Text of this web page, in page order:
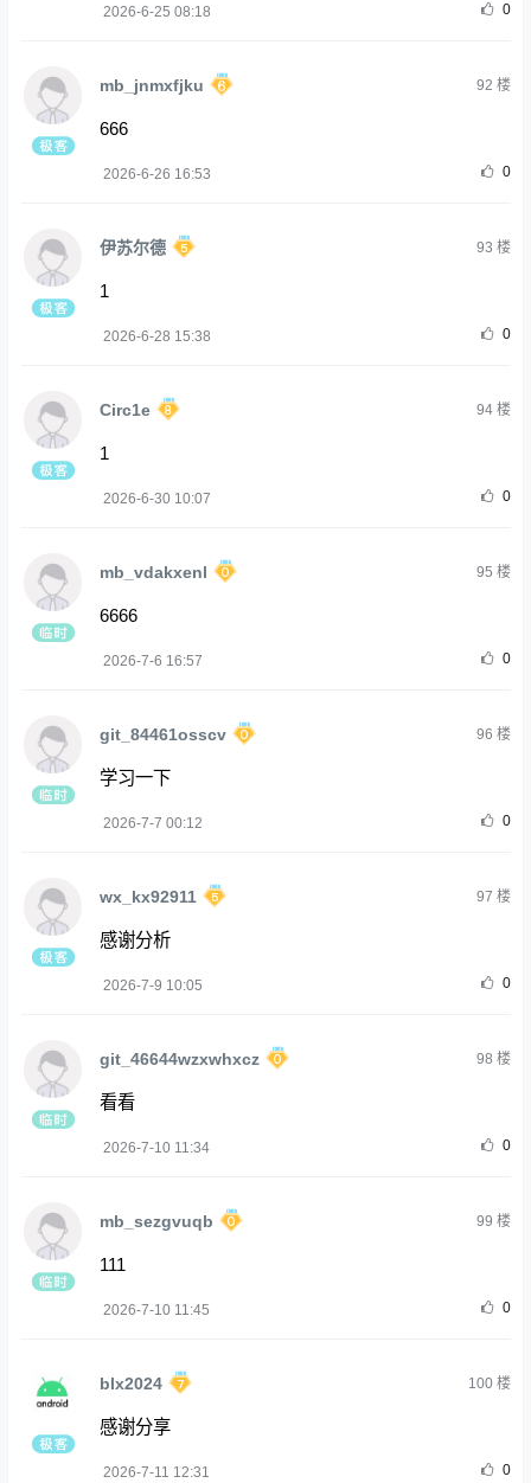
2026-6-25 08:18 0
mb_jnmxfjku 92 楼
666
2026-6-26 16:53 0
伊苏尔德 93 楼
1
2026-6-28 15:38 0
Circ1e 94楼
1
2026-6-30 10:07 0
mb_vdakxenl 95 楼
6666
2026-7-6 16:57 0
git_84461osscv 96 楼
学习一下
2026-7-7 00:12 0
wx_kx92911 97 楼
感谢分析
2026-7-9 10:05 0
git_46644wzxwhxcz 98 楼
看看
2026-7-10 11:34 0
mb_sezgvuqb 99 楼
111
2026-7-10 11:45 0
blx2024 100楼
感谢分享
2026-7-11 12:31 0